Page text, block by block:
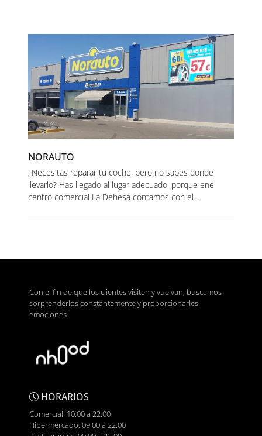
NORAUTO
¿Necesitas reparar tu coche, pero no sabes donde
llevarlo? Has llegado al lugar adecuado, porque enel
centro comercial La Dehesa contamos con el...
Con el fin de que los clientes visiten y vuelvan, buscamos
sorprenderlos constantemente y proporcionarles
emociones.
HORARIOS
Comercial: 10:00 a 22.00
Hipermercado: 09:00 a 22:00